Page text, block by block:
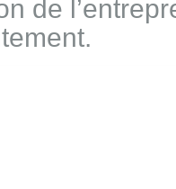
de